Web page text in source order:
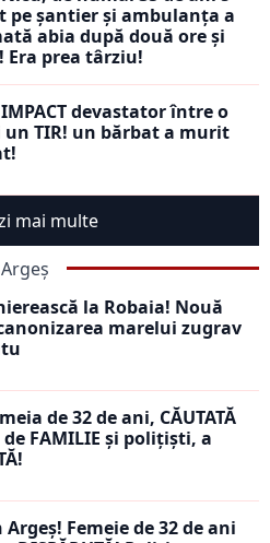
pe șantier și ambulanța a
abia după două ore și
prea târziu!
devastator între o
un TIR! un bărbat a murit
mai multe
Argeș
la Robaia! Nouă
marelui zugrav
de 32 de ani, CĂUTATĂ
FAMILIE și polițiști, a
Argeș! Femeie de 32 de ani